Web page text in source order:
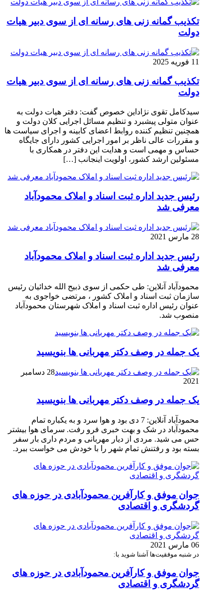
تکذیب گمانه زنی های رسانه ای از سوی دبیر هیات
دولت
11 فوریه 2025
تکذیب گمانه زنی های رسانه ای از سوی دبیر هیات
دولت
سیدکامل تقوی نژاداین خصوص گفت: دفتر هیات دولت به
عنوان متولی پیشبرد و تنظیم مسائل اجرایی کلان دولت و
همچنین تنظیم کننده روابط اعضای کابینه و اجرای سیاست ها
و مقررات عالی ناظر بر امور اجرایی کشور دارای جایگاه
حساس و مهمی است و هدایت این دفتر در همکاری با
مسئولین ارشد کشور، اولویت اینجانب […]
رئیس جدید اداره ثبت اسناد و املاک محمودآباد
معرفی شد
28 مارس 2021
رئیس جدید اداره ثبت اسناد و املاک محمودآباد
معرفی شد
محمودآباد آنلاین: طی حکمی از سوی ذبیح الله خدائیان رئیس
سازمان ثبت اسناد و املاک کشور ، مرتضی خواجوی به
عنوان رئیس اداره ثبت اسناد و املاک شهرستان محمودآباد
منصوب شد.
یک جمله در وصف دکتر مهربانی ها بنویسید
28 دسامبر
2021
یک جمله در وصف دکتر مهربانی ها بنویسید
محمودآباد آنلاین: 7 دی بود و هوا سرد و به یکباره تمام
محمودآباد در شک و بهت خبری فرو رفت. سرمای هوا بیشتر
حس می شید. مردی از دیار مهربانی و مردم داری بار سفر
بسته بود و رفتنش تمام شهر را با خودش می خواست ببرد.
جوان موفق و کارآفرین محمودآبادی در حوزه های
گردشگری و اقتصادی
06 مارس 2021
در شنبه موفقیت‌ها آشنا شوید با:
جوان موفق و کارآفرین محمودآبادی در حوزه های
گردشگری و اقتصادی